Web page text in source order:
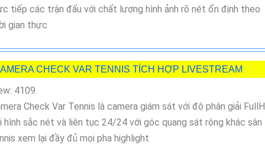
tiếp các trận đấu với chất lượng hình ảnh rõ nét ổn định theo
gian thực
CHECK VAR TENNIS TÍCH HỢP LIVESTREAM
4109.
Check Var Tennis là camera giám sát với độ phân giải
hình sắc nét và liên tục 24/24 với góc quang sát rộng khác sân
xem lại đầy đủ mọi pha highlight